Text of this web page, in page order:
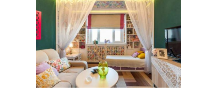
Пластиковые
перегородки
Стеклянные
перегородки
Стационарные
перегородки
Готовые перегородки